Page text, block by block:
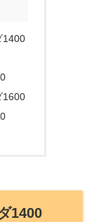
1400
1600
1400